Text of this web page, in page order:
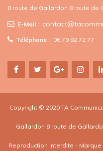
8 route de Gallardon 8 route de
E-Mail :
Téléphone : 06 79 82 72 77
Copyright © 2020 TA
Gallardon 8 route de
Reproduction interdite -